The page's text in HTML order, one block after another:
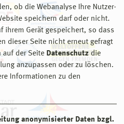
ob die Webanalyse Ihre Nutzer-
speichern darf oder nicht.
ihrem Gerät gespeichert, so dass
dieser Seite nicht erneut gefragt
auf der Seite Datenschutz die
anzupassen oder zu löschen.
Informationen zu den
anonymisierter Daten bzgl.